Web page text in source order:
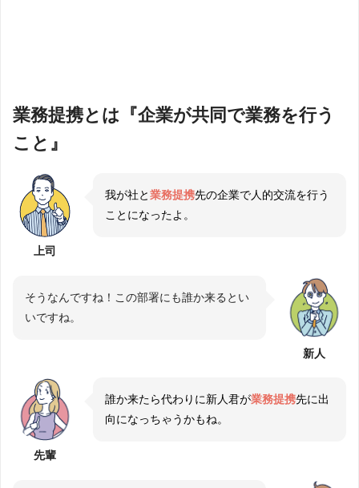
業務提携とは『企業が共同で業務を行う
こと』
上司
我が社と業務提携先の企業で人的交流を行う
ことになったよ。
そうなんですね！この部署にも誰か来るとい
いですね。
新人
先輩
誰か来たら代わりに新人君が業務提携先に出
向になっちゃうかもね。